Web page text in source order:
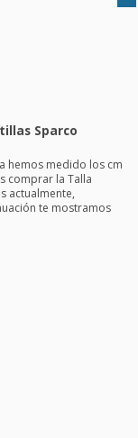
Sparco
hemos medido los cm
comprar la Talla
actualmente,
te mostramos